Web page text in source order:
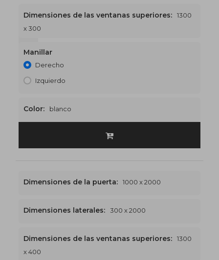
Dimensiones de las ventanas superiores:
1300
x 300
Manillar
Derecho
Izquierdo
Color: blanco
Dimensiones de la puerta: 1000 x 2000
Dimensiones laterales: 300 x 2000
Dimensiones de las ventanas superiores:
1300
x 400